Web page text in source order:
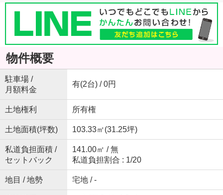
物件概要
駐車場 /
月額料金
有(2台) / 0円
土地権利 所有権
土地面積(坪数) 103.33㎡(31.25坪)
私道負担面積 /
セットバック
141.00㎡ / 無
私道負担割合 : 1/20
地目 / 地勢 宅地 / -